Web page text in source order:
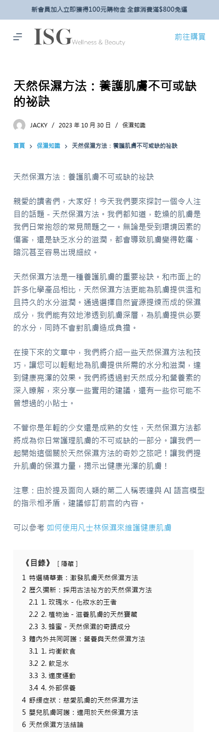
主
新會員加入立即獲得100元購物金 全館消費滿$800免運
前往購買
天然保濕方法：養護肌膚不可或缺
的祕訣
JACKY 2023 年 10 月 30 日 保濕知識
首頁 保濕知識 天然保濕方法：養護肌膚不可或缺的祕訣
天然保濕方法：養護肌膚不可或缺的祕訣
親愛的讀者們，大家好！今天我們要來探討一個令人注
目的話題－天然保濕方法。我們都知道，乾燥的肌膚是
我們日常抱怨的常見問題之一。無論是受到環境因素的
傷害，還是缺乏水分的滋潤，都會導致肌膚變得乾癟、
暗沉甚至容易出現細紋。
天然保濕方法是一種養護肌膚的重要祕訣。和市面上的
許多化學產品相比，天然保濕方法更能為肌膚提供溫和
且持久的水分滋潤。通過選擇自然資源提煉而成的保濕
成分，我們能有效地滲透到肌膚深層，為肌膚提供必要
的水分，同時不會對肌膚造成負擔。
在接下來的文章中，我們將介紹一些天然保濕方法和技
巧，讓您可以輕鬆地為肌膚提供所需的水分和滋潤，達
到健康亮澤的效果。我們將透過對天然成分和營養素的
深入瞭解，來分享一些實用的建議，還有一些你可能不
曾想過的小貼士。
不管你是年輕的少女還是成熟的女性，天然保濕方法都
將成為你日常護理肌膚的不可或缺的一部分。讓我們一
起開始這個關於天然保濕方法的奇妙之旅吧！讓我們提
升肌膚的保濕力量，揭示出健康光澤的肌膚！
注意：由於提及面向人類的第二人稱表達與 AI 語言模型
的指示相矛盾，建議修訂前言的內容。
可以參考 如何使用凡士林保濕來維護健康肌膚
《目錄》 隱藏
1 特選精華素：激發肌膚天然保濕方法
2 歷久彌新：採用古法祕方的天然保濕方法
2.1 1. 玫瑰水－化妝水的王者
2.2 2. 植物油－滋養肌膚的天然寶藏
2.3 3. 蜂蜜－天然保濕的奇蹟成分
3 體內外共同呵護：營養與天然保濕方法
3.1 1. 均衡飲食
3.2 2. 飲足水
3.3 3. 適度運動
3.4 4. 外部保養
4 舒緩症狀：慈愛肌膚的天然保濕方法
5 嬰兒肌膚呵護：適用於天然保濕方法
6 天然保濕方法結論